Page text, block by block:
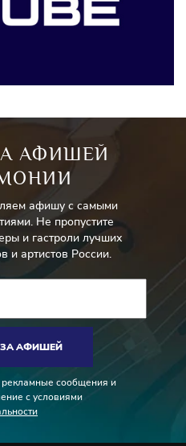
АФИШЕЙ
афишу с самыми
Не пропустите
и гастроли лучших
и артистов России.
АФИШЕЙ
рекламные сообщения и
с условиями